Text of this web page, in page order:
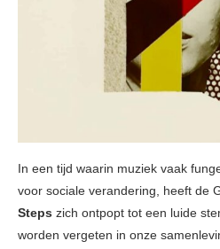
In een tijd waarin muziek vaak
voor sociale verandering, heeft de
Steps zich ontpopt tot een luide
worden vergeten in onze